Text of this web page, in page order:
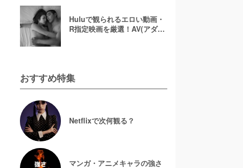
Huluで観られるエロい動画・
R指定映画を厳選！AV(アダル
おすすめ特集
Netflixで次何観る？
マンガ・アニメキャラの強さ